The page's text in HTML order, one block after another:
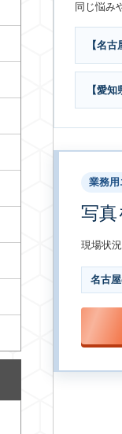
同じ悩み
【名
【愛
業務用
写
現場状
名古